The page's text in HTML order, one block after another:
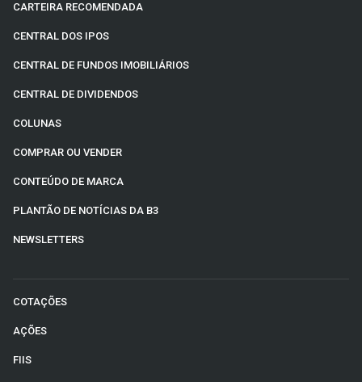
CARTEIRA RECOMENDADA
CENTRAL DOS IPOS
CENTRAL DE FUNDOS IMOBILIÁRIOS
CENTRAL DE DIVIDENDOS
COLUNAS
COMPRAR OU VENDER
CONTEÚDO DE MARCA
PLANTÃO DE NOTÍCIAS DA B3
NEWSLETTERS
COTAÇÕES
AÇÕES
FIIS